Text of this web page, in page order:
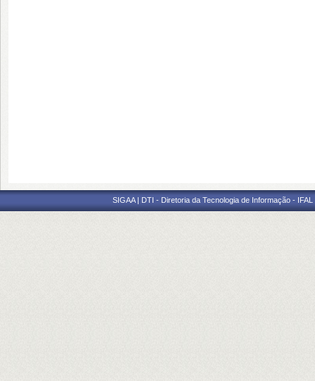
SIGAA | DTI - Diretoria da Tecnologia de Informação -